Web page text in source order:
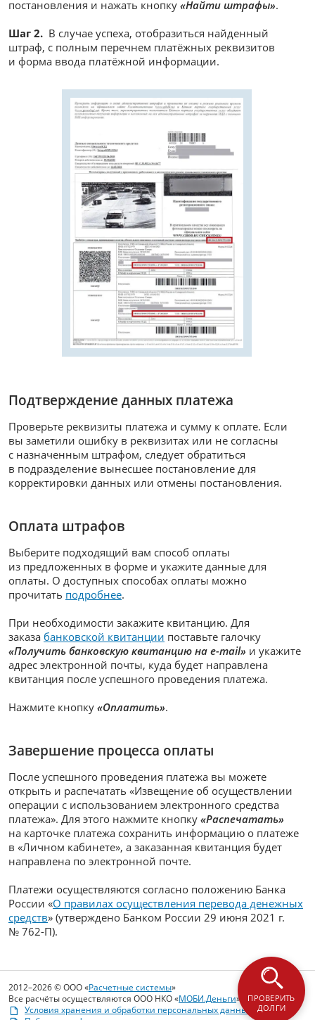
постановления и нажать кнопку «Найти штрафы».
Шаг 2. В случае успеха, отобразиться найденный
штраф, с полным перечнем платёжных реквизитов
и форма ввода платёжной информации.
Подтверждение данных платежа
Проверьте реквизиты платежа и сумму к оплате. Если
вы заметили ошибку в реквизитах или не согласны
с назначенным штрафом, следует обратиться
в подразделение вынесшее постановление для
корректировки данных или отмены постановления.
Оплата штрафов
Выберите подходящий вам способ оплаты
из предложенных в форме и укажите данные для
оплаты. О доступных способах оплаты можно
прочитать подробнее.
При необходимости закажите квитанцию. Для
заказа банковской квитанции поставьте галочку
«Получить банковскую квитанцию на e-mail» и укажите
адрес электронной почты, куда будет направлена
квитанция после успешного проведения платежа.
Нажмите кнопку «Оплатить».
Завершение процесса оплаты
После успешного проведения платежа вы можете
открыть и распечатать «Извещение об осуществлении
операции с использованием электронного средства
платежа». Для этого нажмите кнопку «Распечатать»
на карточке платежа сохранить информацию о платеже
в «Личном кабинете», а заказанная квитанция будет
направлена по электронной почте.
Платежи осуществляются согласно положению Банка
России «О правилах осуществления перевода денежных
средств» (утверждено Банком России 29 июня 2021 г.
№ 762-П).
ПРОВЕРИТЬ
ДОЛГИ
2012–2026 © ООО «Расчетные системы»
Все расчёты осуществляются ООО НКО «МОБИ.Деньги»
Условия хранения и обработки персональных данных